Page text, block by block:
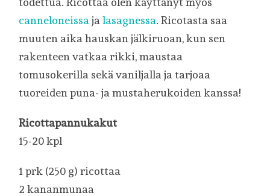
canneloneissajalasagnessa. Ricotasta saa
muuten aika hauskan jälkiruoan, kun sen
rakenteen vatkaa rikki, maustaa
tomusokerilla sekä vaniljalla ja tarjoaa
tuoreiden puna- ja mustaherukoiden kanssa!
Ricottapannukakut
15-20 kpl
1 prk (250 g) ricottaa
2 kananmunaa